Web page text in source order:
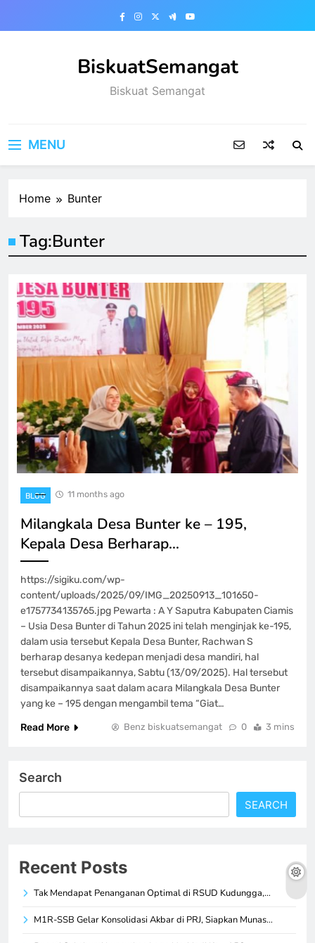
BiskuatSemangat
Biskuat Semangat
MENU
Home Bunter
Tag:Bunter
BLOG 11 months ago
Milangkala Desa Bunter ke – 195,
Kepala Desa Berharap…
https://sigiku.com/wp-
content/uploads/2025/09/IMG_20250913_101650-
e1757734135765.jpg Pewarta : A Y Saputra Kabupaten Ciamis
– Usia Desa Bunter di Tahun 2025 ini telah menginjak ke-195,
dalam usia tersebut Kepala Desa Bunter, Rachwan S
berharap desanya kedepan menjadi desa mandiri, hal
tersebut disampaikannya, Sabtu (13/09/2025). Hal tersebut
disampaikannya saat dalam acara Milangkala Desa Bunter
yang ke – 195 dengan mengambil tema “Giat…
Read More
Benz biskuatsemangat 0 3 mins
Search
SEARCH
Recent Posts
Tak Mendapat Penanganan Optimal di RSUD Kudungga,…
M1R-SSB Gelar Konsolidasi Akbar di PRJ, Siapkan Munas…